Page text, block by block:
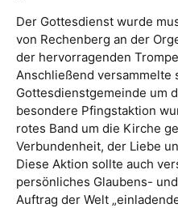
Der Gottesdienst wurde
von Rechenberg an der
der hervorragenden
Anschließend versammelte
Gottesdienstgemeinde um
besondere Pfingstaktion
rotes Band um die Kirche
Verbundenheit, der Liebe
Diese Aktion sollte auch
persönliches Glaubens-
Auftrag der Welt